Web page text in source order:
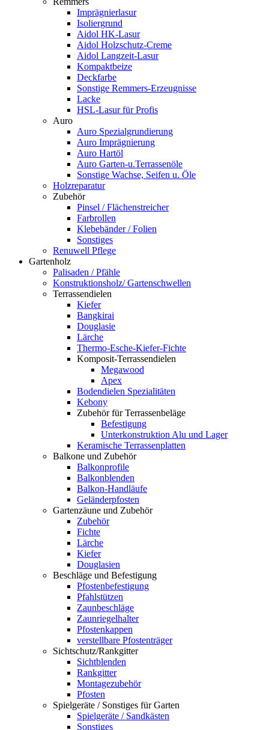
Imprägnierlasur
Isoliergrund
Aidol HK-Lasur
Aidol Holzschutz-Creme
Aidol Langzeit-Lasur
Kompaktbeize
Deckfarbe
Sonstige Remmers-Erzeugnisse
Lacke
HSL-Lasur für Profis
Auro
Auro Spezialgrundierung
Auro Imprägnierung
Auro Hartöl
Auro Garten-u.Terrassenöle
Sonstige Wachse, Seifen u. Öle
Holzreparatur
Zubehör
Pinsel / Flächenstreicher
Farbrollen
Klebebänder / Folien
Sonstiges
Renuwell Pflege
Gartenholz
Palisaden / Pfähle
Konstruktionsholz/ Gartenschwellen
Terrassendielen
Kiefer
Bangkirai
Douglasie
Lärche
Thermo-Esche-Kiefer-Fichte
Komposit-Terrassendielen
Megawood
Apex
Bodendielen Spezialitäten
Kebony
Zubehör für Terrassenbeläge
Befestigung
Unterkonstruktion Alu und Lager
Keramische Terrassenplatten
Balkone und Zubehör
Balkonprofile
Balkonblenden
Balkon-Handläufe
Geländerpfosten
Gartenzäune und Zubehör
Zubehör
Fichte
Lärche
Kiefer
Douglasien
Beschläge und Befestigung
Pfostenbefestigung
Pfahlstützen
Zaunbeschläge
Zaunriegelhalter
Pfostenkappen
verstellbare Pfostenträger
Sichtschutz/Rankgitter
Sichtblenden
Rankgitter
Montagezubehör
Pfosten
Spielgeräte / Sonstiges für Garten
Spielgeräte / Sandkästen
Sonstiges